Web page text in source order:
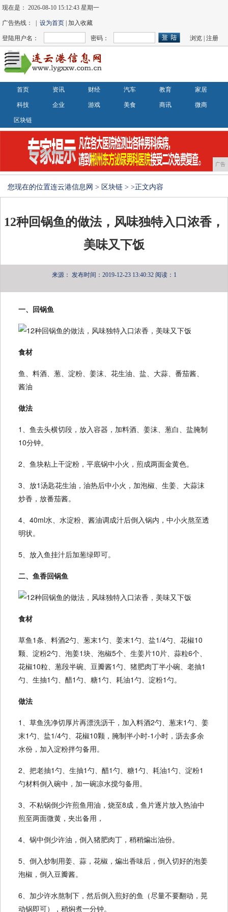
现在是：2026-08-10 15:12:43 星期一
广告热线： |设为首页 | 加入收藏
登陆用户名： 密码： 浏览 |注册
首页 资讯 财经 汽车 教育 家居
科技 企业 游戏 美食 商讯 微商
区块链
广告
您现在的位置连云港信息网 > 区块链 > >正文内容
12种回锅鱼的做法，风味独特入口浓香，
美味又下饭
来源： 发布时间：2019-12-23 13:40:32 阅读：1
一、回锅鱼
食材
鱼、料酒、葱、淀粉、姜沫、花生油、盐、大蒜、番茄酱、
酱油
做法
1、鱼去头横切段，放入容器，加料酒、姜沫、葱白、盐腌制
10分钟。
2、鱼块粘上干淀粉，平底锅中小火，煎成两面金黄色。
3、放1汤匙花生油，油热后中小火，加泡椒、生姜、大蒜沫
炒香，放番茄酱。
4、40ml水、水淀粉、酱油调成汁后倒入锅内，中小火熬至透
明状。
5、放入鱼挂汁后加葱绿即可。
二、鱼香回锅鱼
食材
草鱼1条、料酒2勺、葱末1勺、姜末1勺、盐1/4勺、花椒10
颗、淀粉2勺、泡姜1块、泡椒5个、生姜片10片、蒜粒6个、
花椒10粒、葱段半碗、豆瓣酱1勺、猪肥肉丁半小碗、老抽1
勺、生抽1勺、醋1勺、糖1勺、耗油1勺、淀粉1勺。
做法
1、草鱼洗净切厚片再漂洗沥干，加入料酒2勺、葱末1勺、姜
末1勺、盐1/4勺、花椒10颗，腌制半小时-1小时，沥去多余
水份，加入淀粉拌匀备用。
2、把老抽1勺、生抽1勺、醋1勺、糖1勺、耗油1勺、淀粉1
勺材料倒入碗中，加一碗凉水搅匀备用。
3、不粘锅倒少许煎鱼用油，烧至8成，鱼片逐片放入热油中
煎至两面微黄，夹出备用，
4、锅中倒少许油，倒入猪肥肉丁，稍稍煸出油份。
5、倒入炒制用姜、蒜，花椒，煸出香味后，倒入切好的泡姜
泡椒，倒入豆瓣酱。
6、加少许水熬制下，然后倒入煎好的鱼（尽量不要翻动，晃
动锅即可），稍焖煮一分钟。